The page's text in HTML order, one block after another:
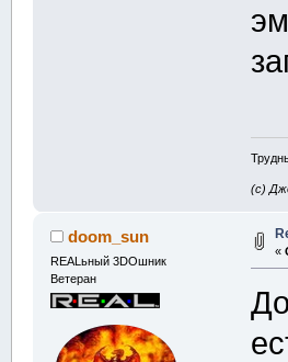
(с)
doom_sun
REALьный 3DOшник
Ветеран
«